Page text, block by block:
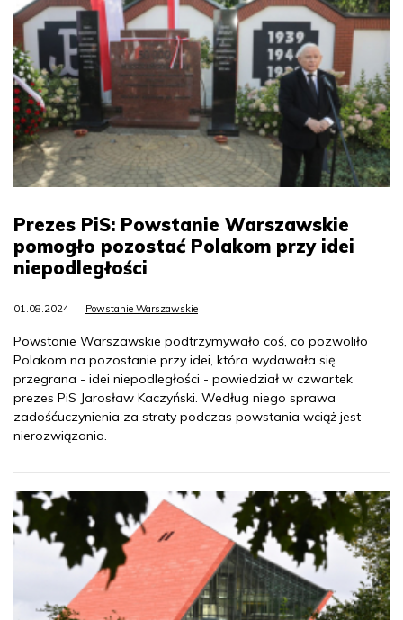
Prezes PiS: Powstanie Warszawskie
pomogło pozostać Polakom przy idei
niepodległości
01.08.2024 Powstanie Warszawskie
Powstanie Warszawskie podtrzymywało coś, co pozwoliło
Polakom na pozostanie przy idei, która wydawała się
przegrana - idei niepodległości - powiedział w czwartek
prezes PiS Jarosław Kaczyński. Według niego sprawa
zadośćuczynienia za straty podczas powstania wciąż jest
nierozwiązania.